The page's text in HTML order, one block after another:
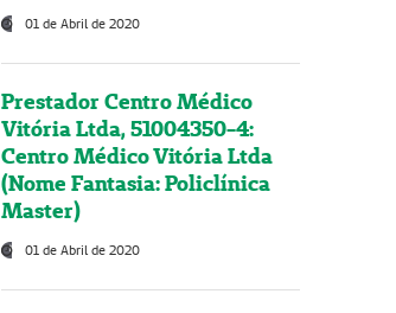
01 de Abril de 2020
Prestador Centro Médico
Vitória Ltda, 51004350-4:
Centro Médico Vitória Ltda
(Nome Fantasia: Policlínica
Master)
01 de Abril de 2020